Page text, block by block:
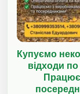
Купуємо
відходи по